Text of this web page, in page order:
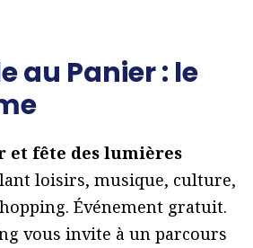
au Panier : le
et fête des lumières
loisirs, musique, culture,
Événement gratuit.
vous invite à un parcours